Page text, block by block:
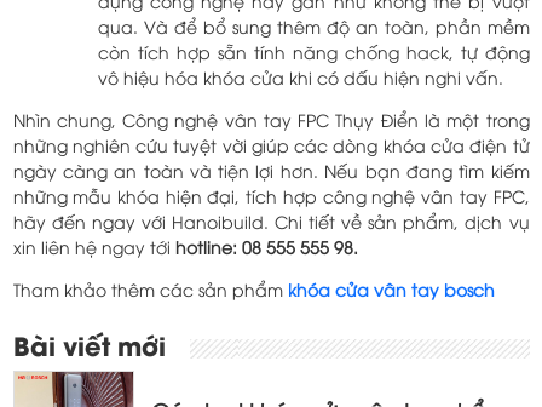
qua. Và để bổ sung thêm độ an toàn, phần mềm
còn tích hợp sẵn tính năng chống hack, tự động
vô hiệu hóa khóa cửa khi có dấu hiện nghi vấn.
Nhìn chung, Công nghệ vân tay FPC Thụy Điển là một trong
những nghiên cứu tuyệt vời giúp các dòng khóa cửa điện tử
ngày càng an toàn và tiện lợi hơn. Nếu bạn đang tìm kiếm
những mẫu khóa hiện đại, tích hợp công nghệ vân tay FPC,
hãy đến ngay với Hanoibuild. Chi tiết về sản phẩm, dịch vụ
xin liên hệ ngay tới hotline: 08 555 555 98.
Tham khảo thêm các sản phẩmkhóa cửa vân tay bosch
Điều
hướng
Bài viết mới